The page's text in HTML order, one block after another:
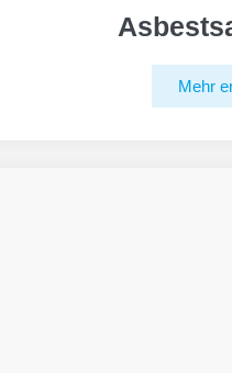
Mehr